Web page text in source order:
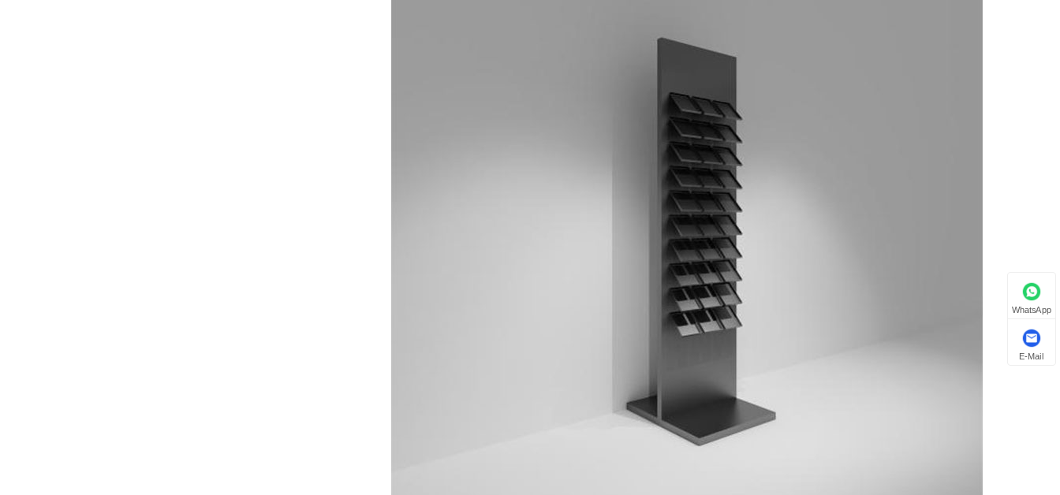
WhatsApp
E-Mail